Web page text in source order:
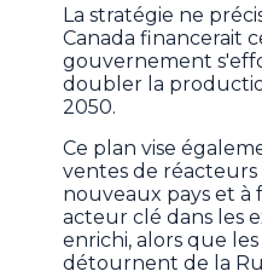
La stratégie ne
Canada financerait
gouvernement
doubler la
2050.
Ce plan vise
ventes de réacteurs
nouveaux pays et à
acteur clé dans les
enrichi, alors que
détournent de la